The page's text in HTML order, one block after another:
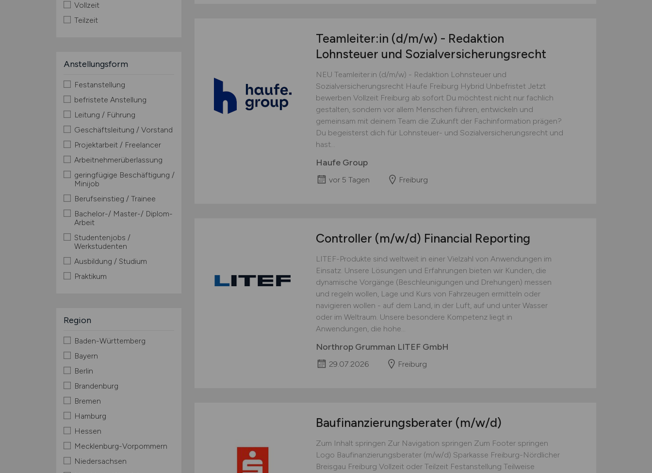
Vollzeit
Teilzeit
Anstellungsform
Festanstellung
befristete Anstellung
Leitung / Führung
Geschäftsleitung / Vorstand
Projektarbeit / Freelancer
Arbeitnehmerüberlassung
geringfügige Beschäftigung /
Minijob
Berufseinstieg / Trainee
Bachelor-/ Master-/ Diplom-
Arbeit
Studentenjobs /
Werkstudenten
Ausbildung / Studium
Praktikum
Region
Baden-Württemberg
Bayern
Berlin
Brandenburg
Bremen
Hamburg
Hessen
Mecklenburg-Vorpommern
Niedersachsen
Teamleiter:in (d/m/w) - Redaktion
Lohnsteuer und Sozialversicherungsrecht
NEU Teamleiter:in (d/m/w) - Redaktion Lohnsteuer und
Sozialversicherungsrecht Haufe Freiburg Hybrid Unbefristet Jetzt
bewerben Vollzeit Freiburg ab sofort Du möchtest nicht nur fachlich
gestalten, sondern vor allem Menschen führen, entwickeln und
gemeinsam mit deinem Team die Zukunft der Fachinformation prägen?
Du begeisterst dich für Lohnsteuer- und Sozialversicherungsrecht und
hast...
Haufe Group
vor 5 Tagen Freiburg
Controller (m/w/d) Financial Reporting
LITEF-Produkte sind weltweit in einer Vielzahl von Anwendungen im
Einsatz. Unsere Lösungen und Erfahrungen bieten wir Kunden, die
dynamische Vorgänge (Beschleunigungen und Drehungen) messen
und regeln wollen, Lage und Kurs von Fahrzeugen ermitteln oder
navigieren wollen - auf dem Land, in der Luft, auf und unter Wasser
oder im Weltraum. Unsere besondere Kompetenz liegt in
Anwendungen, die hohe...
Northrop Grumman LITEF GmbH
29.07.2026 Freiburg
Baufinanzierungsberater (m/w/d)
Zum Inhalt springen Zur Navigation springen Zum Footer springen
Logo Baufinanzierungsberater (m/w/d) Sparkasse Freiburg-Nördlicher
Breisgau Freiburg Vollzeit oder Teilzeit Festanstellung Teilweise